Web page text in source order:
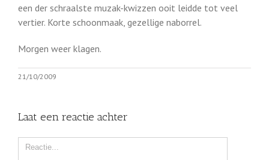
een der schraalste muzak-kwizzen ooit leidde tot veel
vertier. Korte schoonmaak, gezellige naborrel.
Morgen weer klagen.
21/10/2009
Laat een reactie achter
Comment